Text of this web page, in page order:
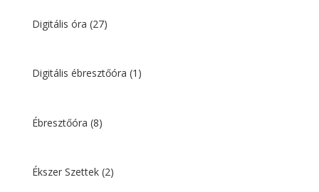
Digitális óra (27)
Digitális ébresztőóra (1)
Ébresztőóra (8)
Ékszer Szettek (2)